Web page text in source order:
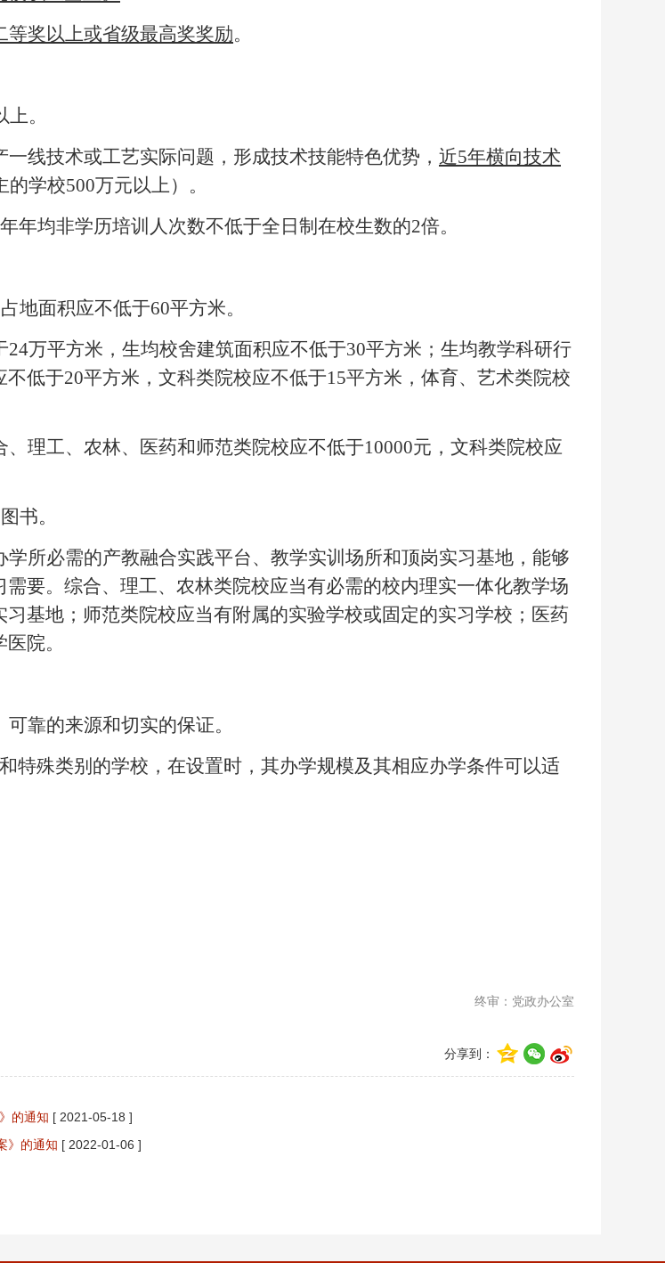
奖以上或省级最高奖奖励。
。
线技术或工艺实际问题，形成技术技能特色优势， 近5年横向技术
的学校500万元以上）。
年均非学历培训人次数不低于全日制在校生数的2倍。
占地面积应不低于60平方米。
24万平方米，生均校舍建筑面积应不低于30平方米；生均教学科研行
低于20平方米，文科类院校应不低于15平方米，体育、艺术类院校
、理工、农林、医药和师范类院校应不低于10000元，文科类院校应
书。
学所必需的产教融合实践平台、教学实训场所和顶岗实习基地，能够
要。综合、理工、农林类院校应当有必需的校内理实一体化教学场
基地；师范类院校应当有附属的实验学校或固定的实习学校；医药
院。
靠的来源和切实的保证。
特殊类别的学校，在设置时，其办学规模及其相应办学条件可以适
终审：党政办公室
分享到：
的通知 [ 2021-05-18 ]
》的通知 [ 2022-01-06 ]